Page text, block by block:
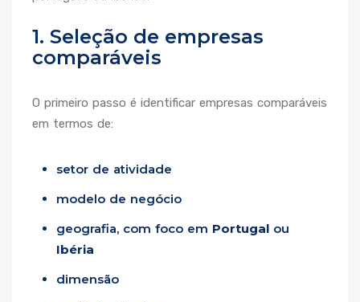
1. Seleção de empresas
comparáveis
O primeiro passo é identificar empresas comparáveis
em termos de:
setor de atividade
modelo de negócio
geografia, com foco em Portugal ou
Ibéria
dimensão